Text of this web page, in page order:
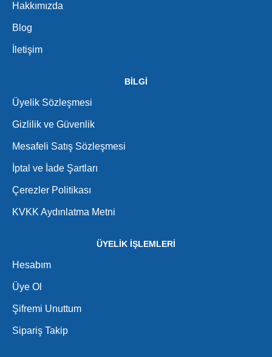
Hakkımızda
Blog
İletişim
BİLGİ
Üyelik Sözleşmesi
Gizlilik ve Güvenlik
Mesafeli Satış Sözleşmesi
İptal ve İade Şartları
Çerezler Politikası
KVKK Aydınlatma Metni
ÜYELİK İŞLEMLERİ
Hesabım
Üye Ol
Şifremi Unuttum
Sipariş Takip